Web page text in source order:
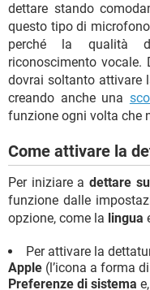
dettare stando
questo tipo di
perché la qualità
riconoscimento
dovrai soltanto attivare
creando anche una
funzione ogni volta che
Come attivare la
Per iniziare adettare
funzione dalle
opzione, come la lingua
Per attivare la
Apple (l’icona a forma
Preferenze di sistema